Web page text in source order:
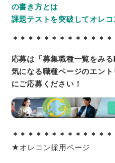
の書き方とは
課題テストを突破してオレ
＊＊＊＊＊＊＊＊＊＊＊＊
応募は「募集職種一覧をみ
気になる職種ページのエン
にご応募ください！
＊＊＊＊＊＊＊＊＊＊＊＊
★オレコン採用ページ